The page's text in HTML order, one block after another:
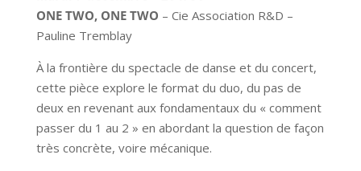
ONE TWO, ONE TWO – Cie Association R&D –
Pauline Tremblay
À la frontière du spectacle de danse et du concert,
cette pièce explore le format du duo, du pas de
deux en revenant aux fondamentaux du « comment
passer du 1 au 2 » en abordant la question de façon
très concrète, voire mécanique.